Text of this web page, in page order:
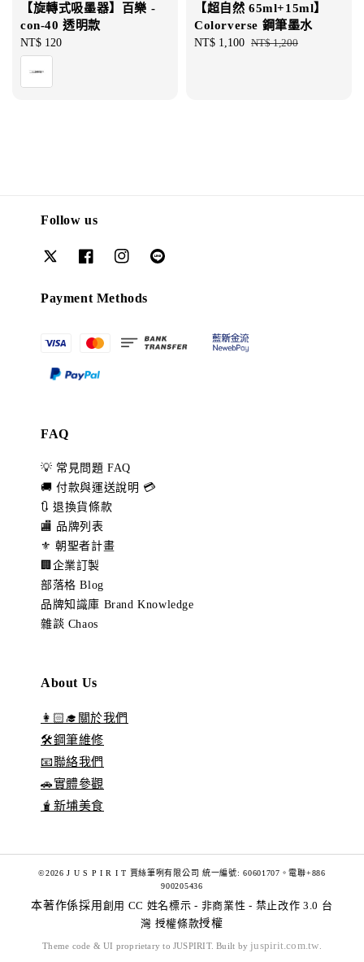
【旋轉式吸墨器】百樂 -
con-40 透明款
Regular
price
NT$ 120
【超自然 65ml+15ml】
Colorverse 鋼筆墨水
Sale
NT$ 1,100 Regular
NT$ 1,200
Follow us
Payment Methods
FAQ
💡 常見問題 FAQ
🚚 付款與運送說明 💳
🔃 退換貨條款
🏬 品牌列表
⚜️ 朝聖者計畫
🏢企業訂製
部落格 Blog
品牌知識庫 Brand Knowledge
雜談 Chaos
About Us
👩🏻‍🎓關於我們
🛠️鋼筆維修
📧聯絡我們
🚗實體參觀
🧋新埔美食
©2026 J U S P I R I T 賈絲筆咧有限公司 統一編號: 60601707。電聯+886
900205436
本著作係採用 創用 CC 姓名標示 - 非商業性 - 禁止改作 3.0 台
灣 授權條款授權
Theme code & UI proprietary to JUSPIRIT. Built by juspirit.com.tw